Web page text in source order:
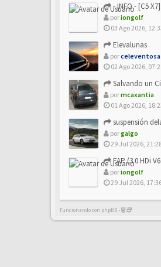
- INFO - [C5 X7]: "Carga
poriongolf
03 Ago 2026,
Elevalunas
porceleventosa
02 Ago 2026,
Salvando un Citroën C5 del
pormcaxantia
01 Ago 2026,
suspensión
porgalgo
29 Jul 2026,
FAP (3.0 HDi V6 DT20C).
poriongolf
29 Jul 2026,
Funcionando con phpBB -